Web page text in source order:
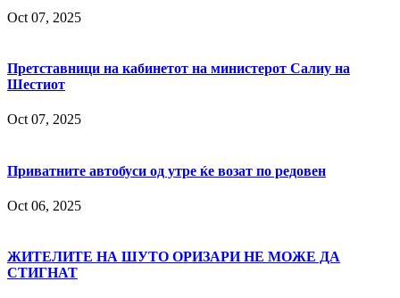
Oct 07, 2025
Претставници на кабинетот на министерот Салиу на
Шестиот
Oct 07, 2025
Приватните автобуси од утре ќе возат по редовен
Oct 06, 2025
ЖИТЕЛИТЕ НА ШУТО ОРИЗАРИ НЕ МОЖЕ ДА
СТИГНАТ